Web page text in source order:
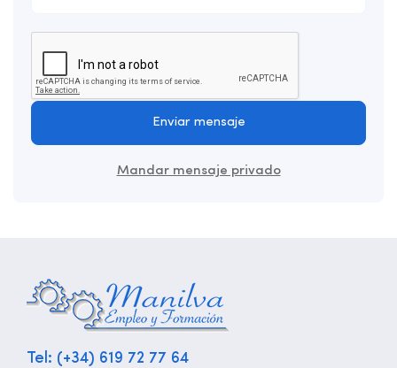
Enviar mensaje
Mandar mensaje privado
Tel: (+34) 619 72 77 64